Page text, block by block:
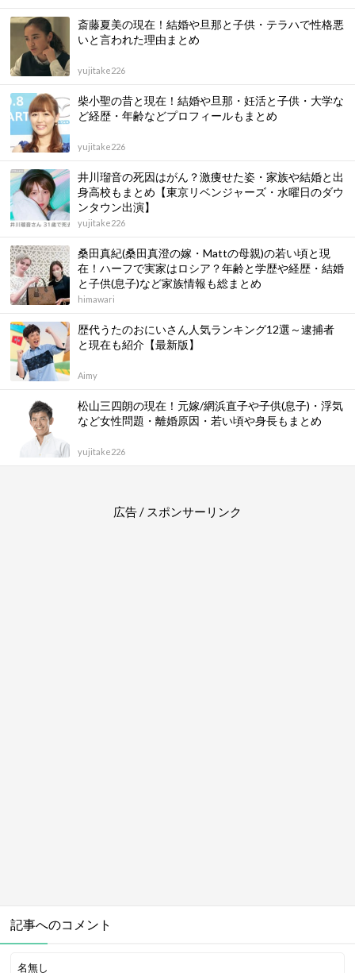
斎藤夏美の現在！結婚や旦那と子供・テラハで性格悪
いと言われた理由まとめ
yujitake226
柴小聖の昔と現在！結婚や旦那・妊活と子供・大学な
ど経歴・年齢などプロフィールもまとめ
yujitake226
井川瑠音の死因はがん？激痩せた姿・家族や結婚と出
身高校もまとめ【東京リベンジャーズ・水曜日のダウ
ンタウン出演】
yujitake226
桑田真紀(桑田真澄の嫁・Mattの母親)の若い頃と現
在！ハーフで実家はロシア？年齢と学歴や経歴・結婚
と子供(息子)など家族情報も総まとめ
himawari
歴代うたのおにいさん人気ランキング12選～逮捕者
と現在も紹介【最新版】
Aimy
松山三四朗の現在！元嫁/網浜直子や子供(息子)・浮気
など女性問題・離婚原因・若い頃や身長もまとめ
yujitake226
広告 / スポンサーリンク
記事へのコメント